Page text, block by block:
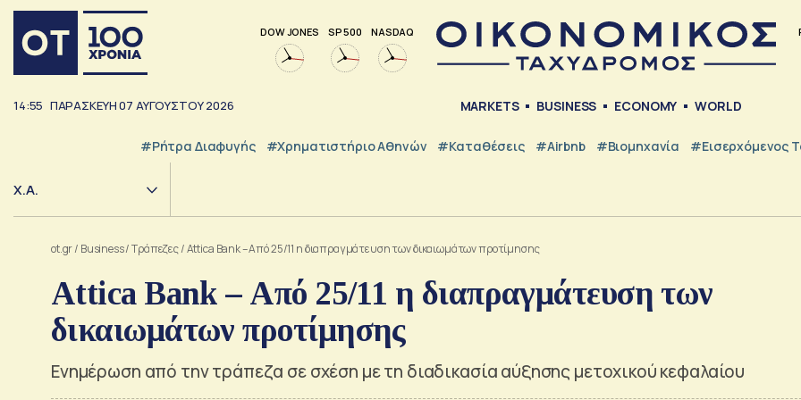
DOW JONES SP 500 NASDAQ
14:55 ΠΑΡΑΣΚΕΥΗ07 ΑΥΓΟΥΣΤΟΥ2026 MARKETS BUSINESS ECONOMY WORLD
#ρήτρα Διαφυγής #Χρηματιστήριο Αθηνών #Καταθέσεις #Airbnb #Βιομηχανία #εισερχόμενος
Χ.Α.
ot.gr/ Business/Τράπεζες/Attica Bank – Από 25/11 η διαπραγμάτευση των δικαιωμάτων προτίμησης
Attica Bank – Από 25/11 η διαπραγμάτευση των
δικαιωμάτων προτίμησης
Ενημέρωση από την τράπεζα σε σχέση με τη διαδικασία αύξησης μετοχικού κεφαλαίου